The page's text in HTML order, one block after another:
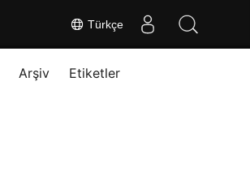
Türkçe
Arşiv Etiketler